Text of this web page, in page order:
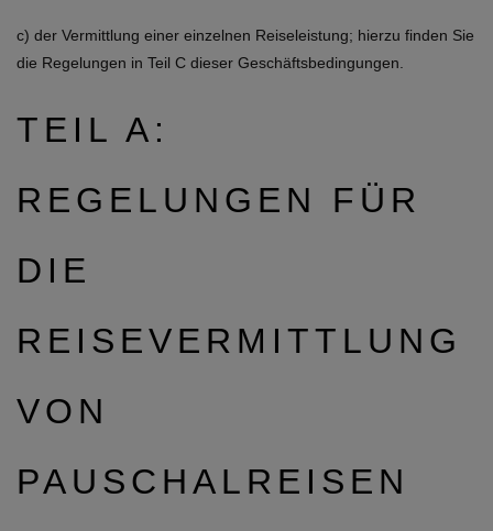
c) der Vermittlung einer einzelnen Reiseleistung; hierzu finden Sie
die Regelungen in Teil C dieser Geschäftsbedingungen.
TEIL A:
REGELUNGEN FÜR
DIE
REISEVERMITTLUNG
VON
PAUSCHALREISEN